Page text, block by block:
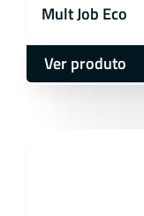
Mult Job Eco
Ver produto